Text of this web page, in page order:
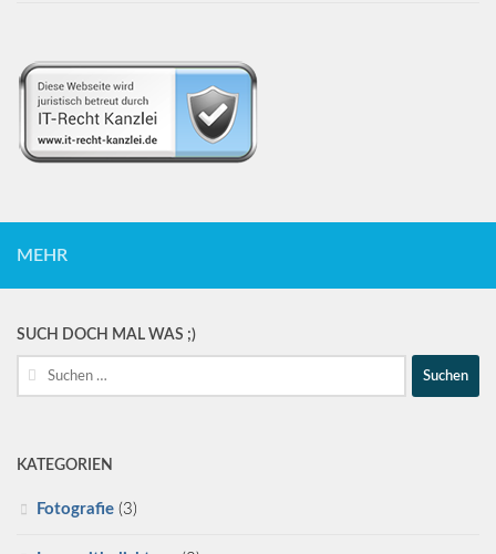
MEHR
SUCH DOCH MAL WAS ;)
Suche
nach:
KATEGORIEN
Fotografie (3)